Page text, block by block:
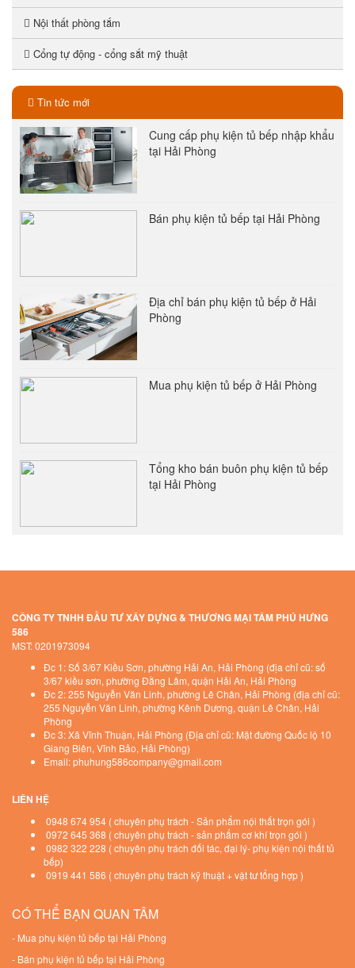
Nội thất phòng tắm
Cổng tự động - cổng sắt mỹ thuật
Tin tức mới
Cung cấp phụ kiện tủ bếp nhập khẩu
tại Hải Phòng
Bán phụ kiện tủ bếp tại Hải Phòng
Địa chỉ bán phụ kiện tủ bếp ở Hải
Phòng
Mua phụ kiện tủ bếp ở Hải Phòng
Tổng kho bán buôn phụ kiện tủ bếp
tại Hải Phòng
CÔNG TY TNHH ĐẦU TƯ XÂY DỰNG & THƯƠNG MẠI TÂM PHÚ HƯNG
586
MST: 0201973094
Đc 1: Số 3/67 Kiều Sơn, phường Hải An, Hải Phòng (địa chỉ cũ: số
3/67 kiều sơn, phường Đằng Lâm, quận Hải An, Hải Phòng
Đc 2: 255 Nguyễn Văn Linh, phường Lê Chân, Hải Phòng (địa chỉ cũ:
255 Nguyễn Văn Linh, phường Kênh Dương, quận Lê Chân, Hải
Phòng
Đc 3: Xã Vĩnh Thuận, Hải Phòng (Địa chỉ cũ: Mặt đường Quốc lộ 10
Giang Biên, Vĩnh Bảo, Hải Phòng)
Email: phuhung586company@gmail.com
LIÊN HỆ
0948 674 954 ( chuyên phụ trách - Sản phẩm nội thất trọn gói )
0972 645 368 ( chuyên phụ trách - sản phẩm cơ khí trọn gói )
0982 322 228 ( chuyên phụ trách đối tác, đại lý- phụ kiện nội thất tủ
bếp)
0919 441 586 ( chuyên phụ trách kỹ thuật + vật tư tổng hợp )
CÓ THỂ BẠN QUAN TÂM
- Mua phụ kiện tủ bếp tại Hải Phòng
- Bán phụ kiện tủ bếp tại Hải Phòng